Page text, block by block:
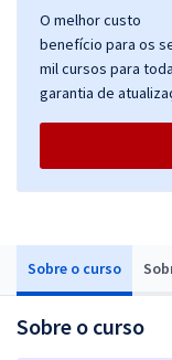
Sobre o curso
Sobre o curso
O melhor custo
benefício para os
mil cursos para
garantia de